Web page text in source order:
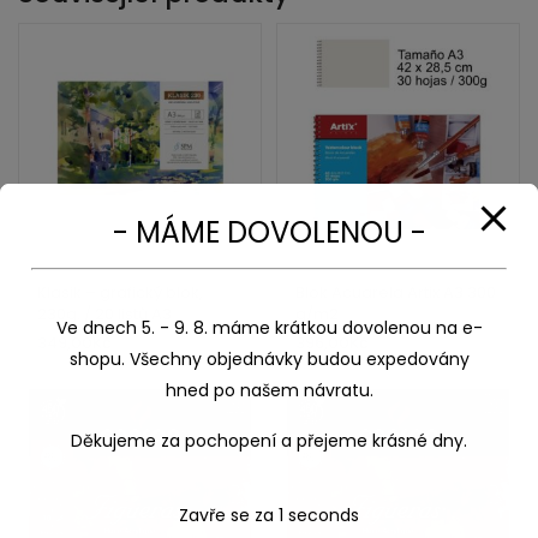
- MÁME DOVOLENOU -
Ve dnech 5. - 9. 8. máme krátkou dovolenou na e-
shopu. Všechny objednávky budou expedovány
hned po našem návratu.
Děkujeme za pochopení a přejeme krásné dny.
Zavře se za 1 seconds